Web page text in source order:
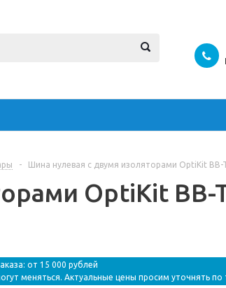
- Шина нулевая с двумя изоляторами OptiKit BB-
OptiKit BB-
от 15 000 рублей
меняться. Актуальные цены просим уточнять по